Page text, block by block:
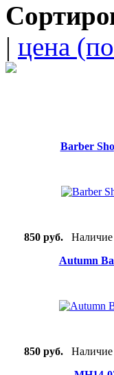
| цена
Barber
850 руб. Наличие
Autumn
850 руб. Наличие